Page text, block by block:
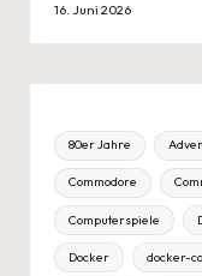
16. Juni 2026
80er Jahre
Commodore
Computerspiele
Docker docker-